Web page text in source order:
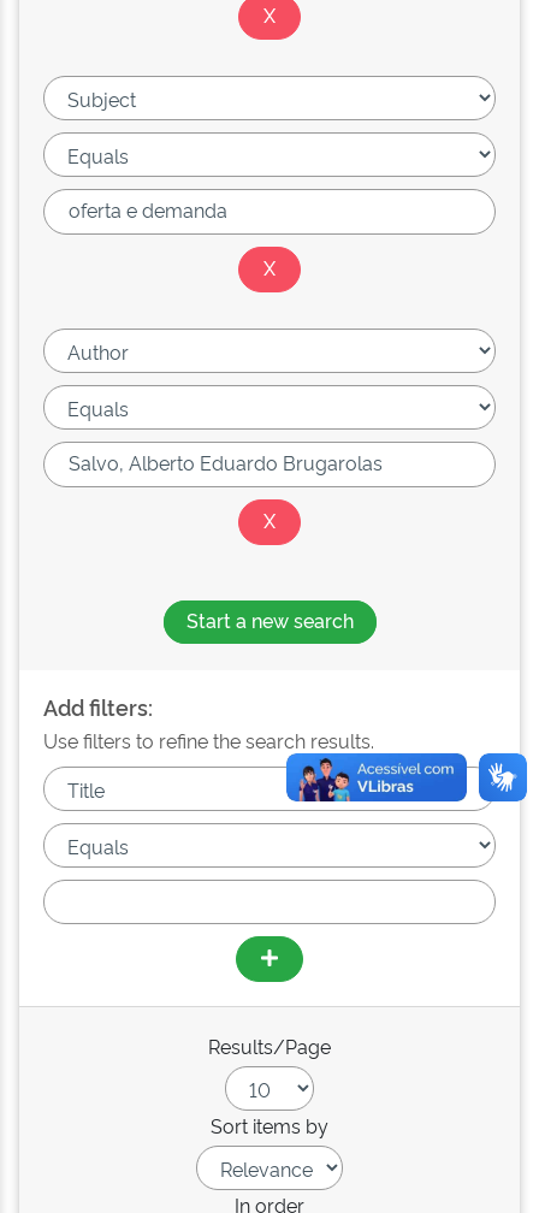
Start a new search
Add filters:
Use filters to refine the search results.
Results/Page
Sort items by
In order